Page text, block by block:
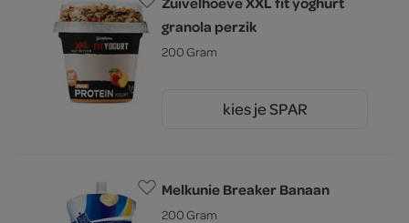
granola perzik
200 Gram
kies je SPAR
Melkunie Breaker Banaan
200 Gram